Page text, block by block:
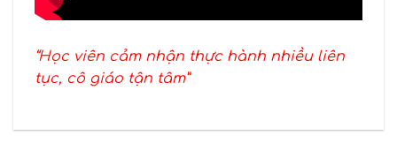
“Học viên cảm nhận thực hành nhiều liên
tục, cô giáo tận tâm”